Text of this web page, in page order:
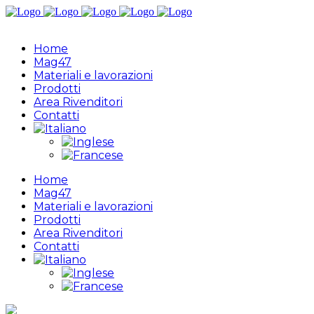
Home
Mag47
Materiali e lavorazioni
Prodotti
Area Rivenditori
Contatti
Home
Mag47
Materiali e lavorazioni
Prodotti
Area Rivenditori
Contatti